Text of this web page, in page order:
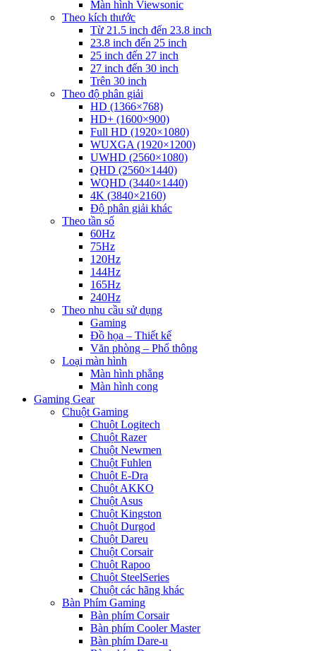
Màn hình Viewsonic
Theo kích thước
Từ 21.5 inch đến 23.8 inch
23.8 inch đến 25 inch
25 inch đến 27 inch
27 inch đến 30 inch
Trên 30 inch
Theo độ phân giải
HD (1366×768)
HD+ (1600×900)
Full HD (1920×1080)
WUXGA (1920×1200)
UWHD (2560×1080)
QHD (2560×1440)
WQHD (3440×1440)
4K (3840×2160)
Độ phân giải khác
Theo tần số
60Hz
75Hz
120Hz
144Hz
165Hz
240Hz
Theo nhu cầu sử dụng
Gaming
Đồ họa – Thiết kế
Văn phòng – Phổ thông
Loại màn hình
Màn hình phẳng
Màn hình cong
Gaming Gear
Chuột Gaming
Chuột Logitech
Chuột Razer
Chuột Newmen
Chuột Fuhlen
Chuột E-Dra
Chuột AKKO
Chuột Asus
Chuột Kingston
Chuột Durgod
Chuột Dareu
Chuột Corsair
Chuột Rapoo
Chuột SteelSeries
Chuột các hãng khác
Bàn Phím Gaming
Bàn phím Corsair
Bàn phím Cooler Master
Bàn phím Dare-u